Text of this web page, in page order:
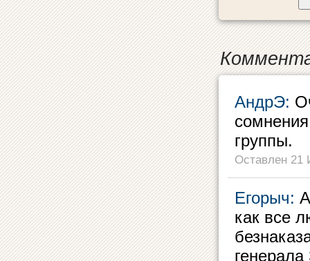
АндрЭ:
группы.
Оставлен 21
Егорыч:
как все